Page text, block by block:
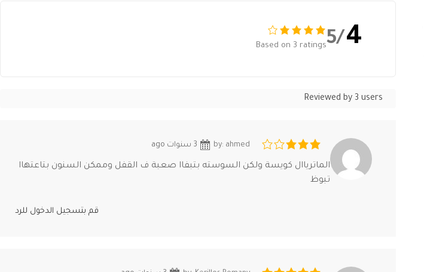
4
/5
Based on 3 ratings
Reviewed by 3 users
by: ahmed
الماترياال كويسة ولكن السوسته بتبفاا صعبة ف القفل وممكن السنون بتاعتهاا
تبوظ
قم بتسجيل الدخول للرد